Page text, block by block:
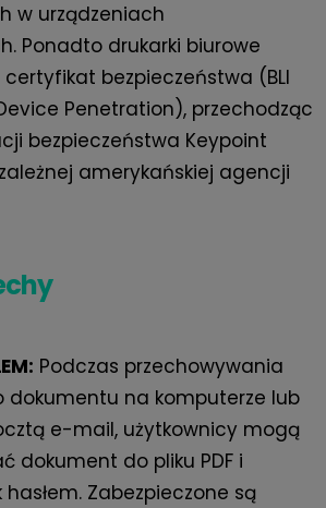
w urządzeniach
Ponadto drukarki biurowe
certyfikat bezpieczeństwa (BLI
Penetration), przechodząc
bezpieczeństwa Keypoint
amerykańskiej agencji
Podczas przechowywania
dokumentu na komputerze lub
e-mail, użytkownicy mogą
dokument do pliku PDF i
Zabezpieczone są